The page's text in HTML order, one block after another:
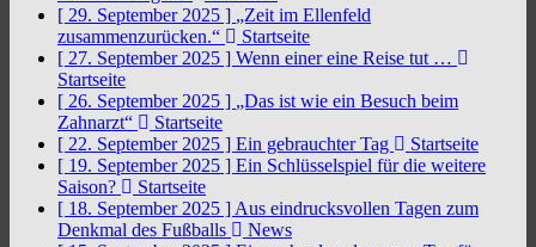
[ 29. September 2025 ] „Zeit im Ellenfeld
zusammenzurücken.“
Startseite
[ 27. September 2025 ] Wenn einer eine Reise tut …
Startseite
[ 26. September 2025 ] „Das ist wie ein Besuch beim
Zahnarzt“
Startseite
[ 22. September 2025 ] Ein gebrauchter Tag
Startseite
[ 19. September 2025 ] Ein Schlüsselspiel für die weitere
Saison?
Startseite
[ 18. September 2025 ] Aus eindrucksvollen Tagen zum
Denkmal des Fußballs
News